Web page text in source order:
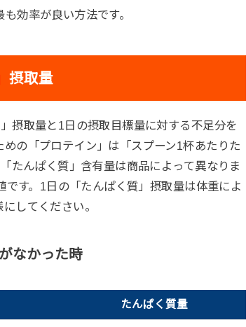
効率が良い方法です。
摂取量
摂取量と1日の摂取目標量に対する不足分を
の「プロテイン」は「スプーン1杯あたりた
たんぱく質」含有量は商品によって異なりま
す。1日の「たんぱく質」摂取量は体重によ
してください。
なかった時
たんぱく質量